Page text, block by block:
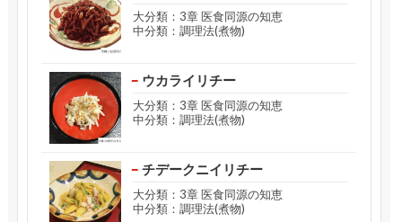
大分類：3章 医食同源の知恵
中分類：調理法(煮物)
ウカライリチー
大分類：3章 医食同源の知恵
中分類：調理法(煮物)
チデークニイリチー
大分類：3章 医食同源の知恵
中分類：調理法(煮物)